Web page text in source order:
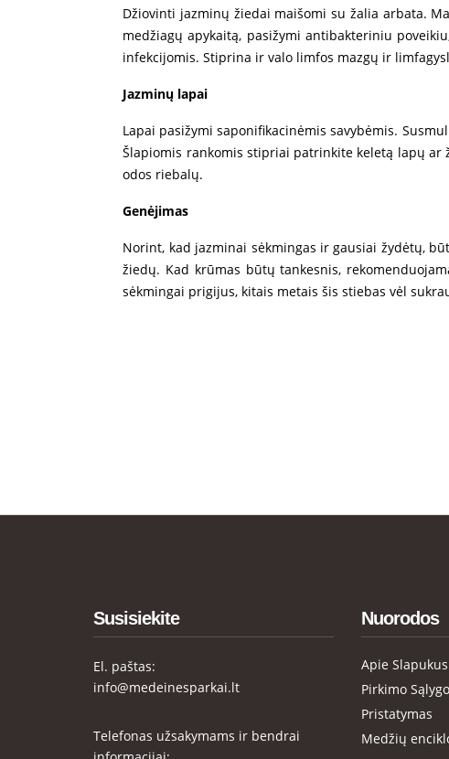
Džiovinti jazminų žiedai maišomi su žalia arbata.
medžiagų apykaitą, pasižymi antibakteriniu
infekcijomis. Stiprina ir valo limfos mazgų ir
Jazminų lapai
Lapai pasižymi saponifikacinėmis savybėmis.
Šlapiomis rankomis stipriai patrinkite keletą lapų ar
odos riebalų.
Genėjimas
Norint, kad jazminai sėkmingas ir gausiai žydėtų,
žiedų. Kad krūmas būtų tankesnis,
sėkmingai prigijus, kitais metais šis stiebas vėl
Susisiekite
El. paštas:
info@medeinesparkai.lt
Telefonas užsakymams ir bendrai
Nuorodos
Apie Slapukus
Pirkimo
Pristatymas
Medžių